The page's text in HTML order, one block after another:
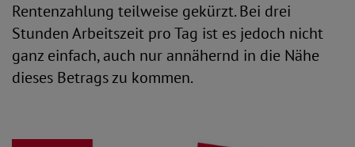
Rentenzahlung teilweise gekürzt. Bei drei
Stunden Arbeitszeit pro Tag ist es jedoch nicht
ganz einfach, auch nur annähernd in die Nähe
dieses Betrags zu kommen.